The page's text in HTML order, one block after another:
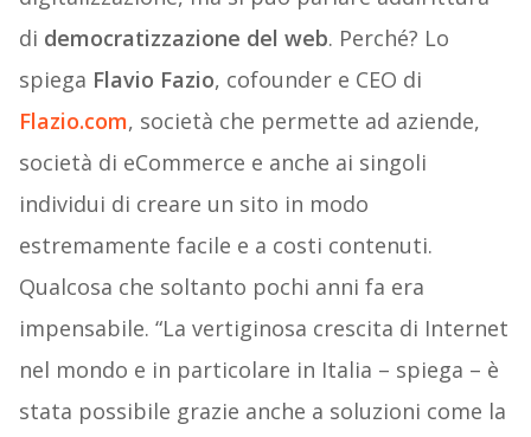
di democratizzazione del web. Perché? Lo
spiega Flavio Fazio, cofounder e CEO di
Flazio.com, società che permette ad aziende,
società di eCommerce e anche ai singoli
individui di creare un sito in modo
estremamente facile e a costi contenuti.
Qualcosa che soltanto pochi anni fa era
impensabile. “La vertiginosa crescita di Internet
nel mondo e in particolare in Italia – spiega – è
stata possibile grazie anche a soluzioni come la